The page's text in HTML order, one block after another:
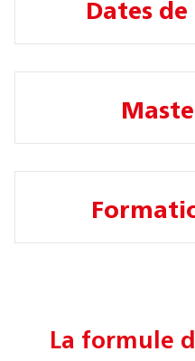
Dates
La formule